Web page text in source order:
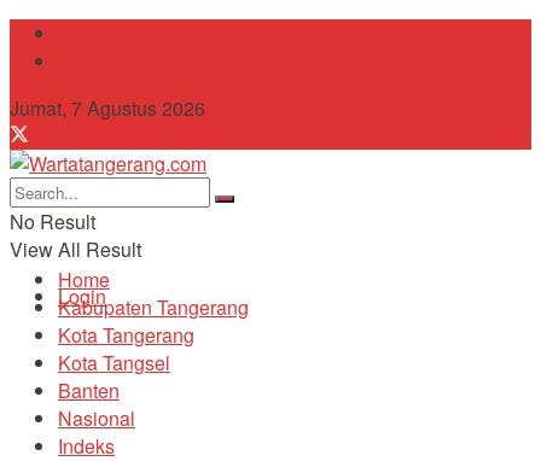
Jumat, 7 Agustus 2026
No Result
View All Result
Login
Home
Kabupaten Tangerang
Kota Tangerang
Kota Tangsel
Banten
Nasional
Indeks